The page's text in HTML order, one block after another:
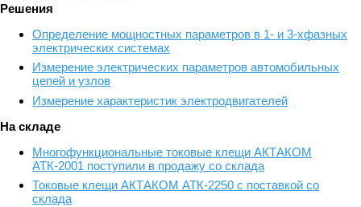
Решения
Определение мощностных параметров в 1- и 3-хфазных
электрических системах
Измерение электрических параметров автомобильных
цепей и узлов
Измерение характеристик электродвигателей
На складе
Многофункциональные токовые клещи АКТАКОМ
АТК-2001 поступили в продажу со склада
Токовые клещи АКТАКОМ АТК-2250 с поставкой со
склада